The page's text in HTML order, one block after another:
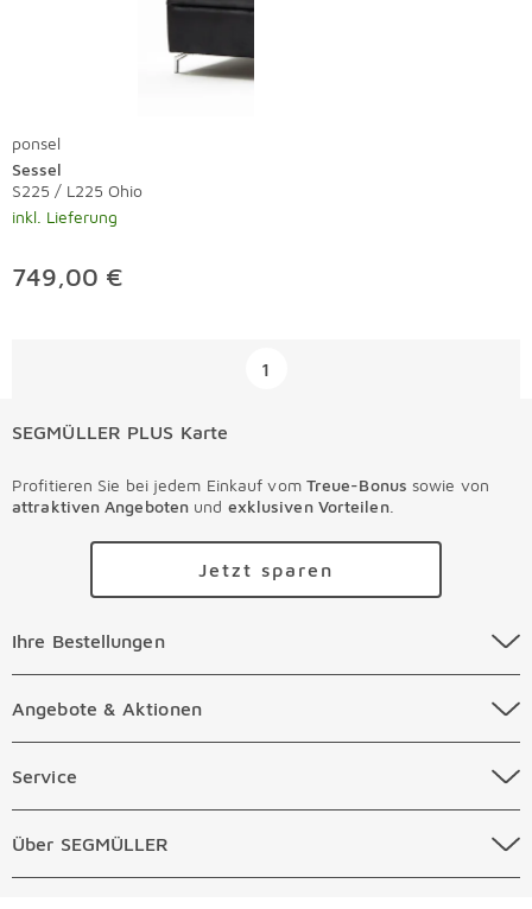
ponsel
Sessel
S225 / L225 Ohio
inkl. Lieferung
749,00 €
1
SEGMÜLLER PLUS Karte
Profitieren Sie bei jedem Einkauf vom Treue-Bonus sowie von
attraktiven Angeboten und exklusiven Vorteilen.
Jetzt sparen
Ihre Bestellungen Überspringen
Ihre Bestellungen
Online Zahlungsarten
Kostenlose Online Retoure
Angebote & Aktionen Überspringen
Angebote & Aktionen
Prospekte
Service Überspringen
Service
Beratungstermin Küchen
Über SEGMÜLLER Überspringen
Über SEGMÜLLER